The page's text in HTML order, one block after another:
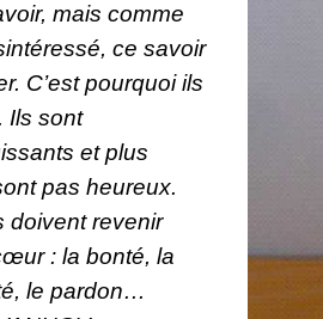
mais comme
ce savoir
C’est pourquoi ils
Ils sont
et plus
pas heureux.
doivent revenir
: la bonté, la
le pardon…